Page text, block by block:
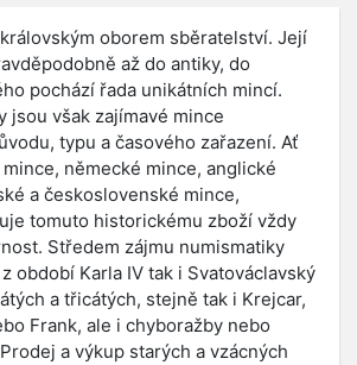
oborem sběratelství. Její
až do antiky, do
pochází řada unikátních mincí.
jsou však zajímavé mince
typu a časového zařazení. Ať
německé mince, anglické
a československé mince,
tomuto historickému zboží vždy
Středem zájmu numismatiky
období Karla IV tak i Svatováclavský
a třicátých, stejně tak i Krejcar,
Frank, ale i chyboražby nebo
a výkup starých a vzácných